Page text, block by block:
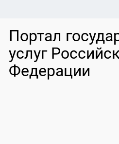
Портал
услуг
Федерации